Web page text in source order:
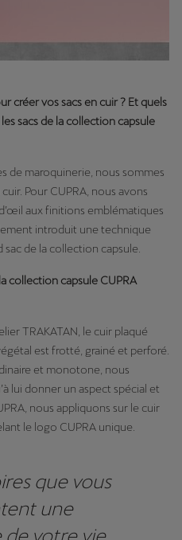
créer vos sacs en cuir ? Et quels
sacs de la collection capsule
de maroquinerie, nous sommes
Pour CUPRA, nous avons
aux finitions emblématiques
introduit une technique
de la collection capsule.
collection capsule CUPRA
TRAKATAN, le cuir plaqué
est frotté, grainé et perforé.
et monotone, nous
lui donner un aspect spécial et
nous appliquons sur le cuir
le logo CUPRA unique.
que vous
une
votre vie.